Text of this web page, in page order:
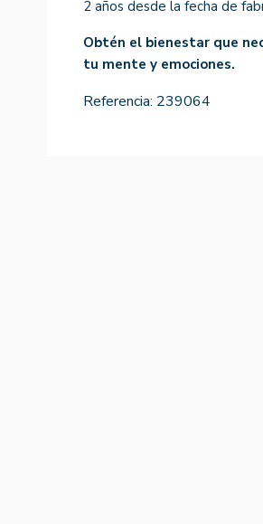
2 años desde la fecha de
Obtén el bienestar que
tu mente y emociones.
Referencia: 239064